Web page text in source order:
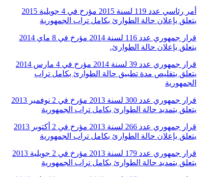
أمر رئاسي عدد 119 لسنة 2015 مؤرخ في 4 جويلية 2015
يتعلق بإعلان حالة الطوارئ بكامل تراب الجمهورية
قرار جمهوري عدد 116 لسنة 2014 مؤرخ في 8 ماي 2014
يتعلق بإعلان حالة الطوارئ.
قرار جمهوري عدد 39 لسنة 2014 مؤرخ في 4 مارس 2014
يتعلق بتقليص مدة تطبيق حالة الطوارئ بكامل تراب
الجمهورية
قرار جمهوري عدد 300 لسنة 2013 مؤرخ في 2 نوفمبر 2013
يتعلق بتمديد حالة الطوارئ بكامل تراب الجمهورية
قرار جمهوري عدد 266 لسنة 2013 مؤرخ في 2 أكتوبر 2013
يتعلق بإعلان حالة الطوارئ بكامل تراب الجمهورية
قرار جمهوري عدد 179 لسنة 2013 مؤرخ في 2 جويلية 2013
يتعلق بتمديد حالة الطوارئ بكامل تراب الجمهورية